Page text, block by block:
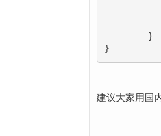
}
建议大家用国